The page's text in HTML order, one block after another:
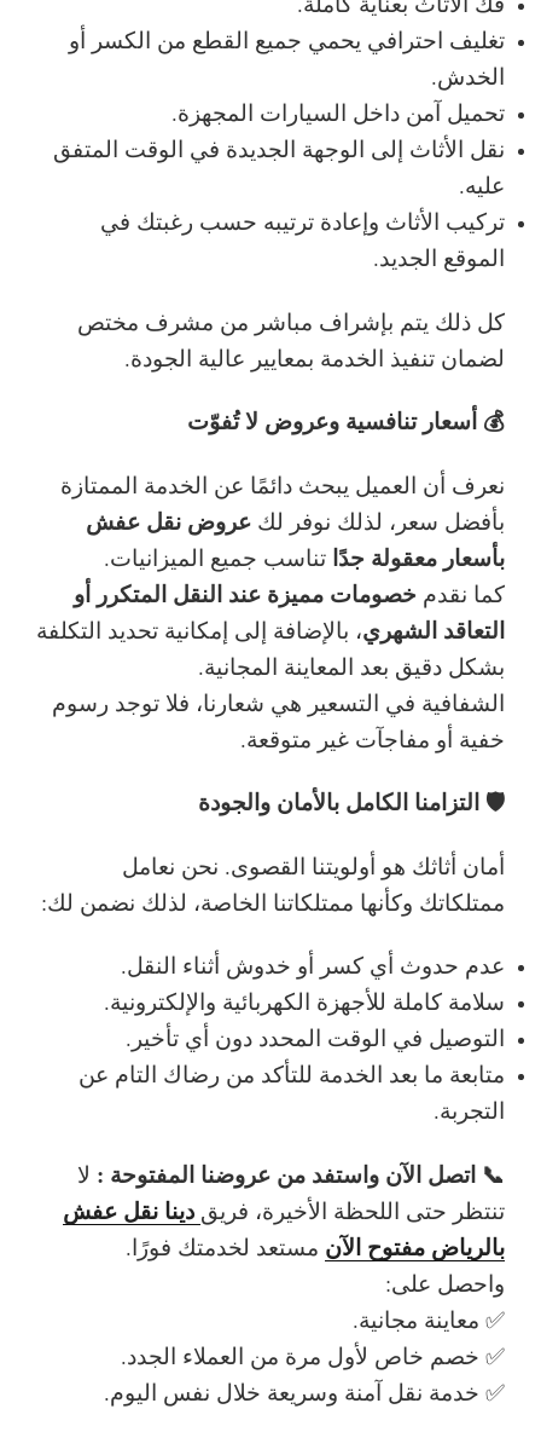
تغليف احترافي يحمي جميع القطع من الكسر أو
الخدش.
تحميل آمن داخل السيارات المجهزة.
نقل الأثاث إلى الوجهة الجديدة في الوقت المتفق
عليه.
تركيب الأثاث وإعادة ترتيبه حسب رغبتك في
الموقع الجديد.
كل ذلك يتم بإشراف مباشر من مشرف مختص
لضمان تنفيذ الخدمة بمعايير عالية الجودة.
💰 أسعار تنافسية وعروض لا تُفوّت
نعرف أن العميل يبحث دائمًا عن الخدمة الممتازة
بأفضل سعر، لذلك نوفر لك عروض نقل عفش
بأسعار معقولة جدًا تناسب جميع الميزانيات.
كما نقدم خصومات مميزة عند النقل المتكرر أو
التعاقد الشهري، بالإضافة إلى إمكانية تحديد التكلفة
بشكل دقيق بعد المعاينة المجانية.
الشفافية في التسعير هي شعارنا، فلا توجد رسوم
خفية أو مفاجآت غير متوقعة.
🛡️ التزامنا الكامل بالأمان والجودة
أمان أثاثك هو أولويتنا القصوى. نحن نعامل
ممتلكاتك وكأنها ممتلكاتنا الخاصة، لذلك نضمن لك:
عدم حدوث أي كسر أو خدوش أثناء النقل.
سلامة كاملة للأجهزة الكهربائية والإلكترونية.
التوصيل في الوقت المحدد دون أي تأخير.
متابعة ما بعد الخدمة للتأكد من رضاك التام عن
التجربة.
📞 اتصل الآن واستفد من عروضنا المفتوحة : لا
تنتظر حتى اللحظة الأخيرة، فريق دينا نقل عفش
بالرياض مفتوح الآن مستعد لخدمتك فورًا.
واحصل على:
✅ معاينة مجانية.
✅ خصم خاص لأول مرة من العملاء الجدد.
✅ خدمة نقل آمنة وسريعة خلال نفس اليوم.